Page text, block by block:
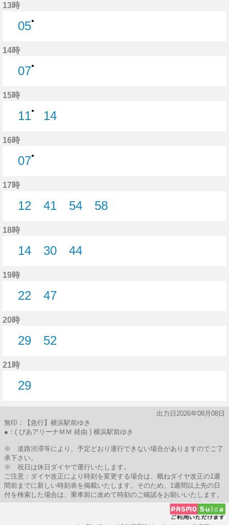
13時
05●
14時
07●
15時
11●
14
16時
07●
17時
12
41
54
58
18時
14
30
44
19時
22
47
20時
29
52
21時
29
出力日2026年08月08日
無印：【急行】横浜駅前ゆき
●：( ぴあアリーナＭＭ 経由 ) 横浜駅前ゆき
※ 道路渋滞等により、予定どおり運行できない場合がありますのでご了
承下さい。
※ 祝日は休日ダイヤで運行いたします。
ご注意：ダイヤ改正により時刻を変更する場合は、概ねダイヤ改正の1週
間前までに新しい時刻表を掲載いたします。そのため、1週間以上先の日
付を検索した場合は、乗車前に改めて時刻のご確認をお願いいたします。